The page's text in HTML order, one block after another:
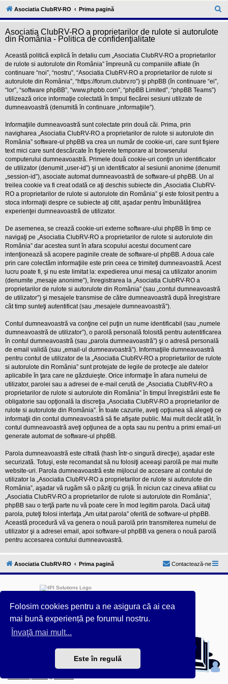
Folosim cookies pentru a ne asigura că ai cea
mai bună experiență pe forumul nostru.
Învaţă mai mult...
Este în regulă
l
u
R
V
-
m
u
n
i
t
a
t
e
p
o
s
e
s
o
r
l
o
r
d
e
r
l
o
t
s
i
a
u
t
o
r
u
o
t
e
d
i
n
R
o
m
a
n
i
a
Asociatia ClubRV-RO Prima pagină
ă
Asociatia ClubRV-RO a proprietarilor de rulote si autorulote
din România - Politica de confidenţialitate
Această politică explică în detaliu cum „Asociatia ClubRV-RO a proprietarilor
de rulote si autorulote din România” împreună cu companiile afliate (în
continuare “noi”, “nostru”, “Asociatia ClubRV-RO a proprietarilor de rulote si
autorulote din România”, “https://forum.clubrv.ro”) şi phpBB (în continuare “ei”,
“lor”, “software phpBB”, “www.phpbb.com”, “phpBB Limited”, “phpBB Teams”)
utilizează orice informaţie colectată în timpul fiecărei sesiuni utilizate de
dumneavoastră (denumită în continuare „informaţiile”).
Informaţiile dumneavoastră sunt colectate prin două căi. Prima, prin
navigharea „Asociatia ClubRV-RO a proprietarilor de rulote si autorulote din
România” software-ul phpBB va crea un număr de cookie-uri, care sunt fişiere
text mici care sunt descărcate în fişierele temporare al browserului
computerului dumneavoastră. Primele două cookie-uri conţin un identificator
de utilizator (denumit „user-id”) şi un identificator al sesiunii anonime (denumit
„session-id”), asociate automat dumneavoastră de software-ul phpBB. Un al
treilea cookie va fi creat odată ce aţi deschis subiecte din „Asociatia ClubRV-
RO a proprietarilor de rulote si autorulote din România” şi este folosit pentru a
stoca informaţii despre ce subiecte aţi citit, aşadar pentru îmbunătăţirea
experienţei dumneavoastră de utilizator.
De asemenea, se crează cookie-uri externe software-ului phpBB în timp ce
navigaţi pe „Asociatia ClubRV-RO a proprietarilor de rulote si autorulote din
România” dar acestea sunt în afara scopului acestui document care
intenţionează să acopere paginile create de software-ul phpBB. A doua cale
prin care colectăm informaţiile este prin ceea ce trimiteţi dumneavoastră. Acest
lucru poate fi, şi nu este limitat la: expedierea unui mesaj ca utilizator anonim
(denumite „mesaje anonime”), înregistrarea la „Asociatia ClubRV-RO a
proprietarilor de rulote si autorulote din România” (sau „contul dumneavoastră
de utilizator”) şi mesajele transmise de către dumneavoastră după înregistrare
cât timp sunteţi autentificat (sau „mesajele dumneavoastră”).
Contul dumneavoastră va conţine cel puţin un nume identificabil (sau „numele
dumneavoastră de utilizator”), o parolă personală folosită pentru autentificarea
în contul dumneavoastră (sau „parola dumneavoastră”) şi o adresă personală
de email validă (sau „email-ul dumneavoastră”). Informaţiile dumneavoastră
pentru contul de utilizator de la „Asociatia ClubRV-RO a proprietarilor de rulote
si autorulote din România” sunt protejate de legile de protecţie ale datelor
aplicabile în ţara care ne găzduieşte. Orice informaţie în afara numelui de
utilizator, parolei sau a adresei de e-mail cerută de „Asociatia ClubRV-RO a
proprietarilor de rulote si autorulote din România” în timpul înregistrării este fie
obligatorie sau opţională la discreţia „Asociatia ClubRV-RO a proprietarilor de
rulote si autorulote din România”. În toate cazurile, aveţi opţiunea să alegeţi ce
informaţii din contul dumneavoastră să fie afişate public. Mai mult decât atât, în
contul dumneavoastră aveţi opţiunea de a opta sau nu pentru a primi email-uri
generate automat de software-ul phpBB.
Parola dumneavoastră este cifrată (hash într-o singură direcţie), aşadar este
securizată. Totuşi, este recomandat să nu folosiţi aceeaşi parolă pe mai multe
website-uri. Parola dumneavoastră este mijlocul de accesare al contului de
utilizator la „Asociatia ClubRV-RO a proprietarilor de rulote si autorulote din
România”, aşadar vă rugăm să o păziţi cu grijă. În niciun caz cineva afiliat cu
„Asociatia ClubRV-RO a proprietarilor de rulote si autorulote din România”,
phpBB sau o terţă parte nu vă poate cere în mod legitim parola. Dacă uitaţi
parola, puteţi folosi interfaţa „Am uitat parola” oferită de software-ul phpBB.
Această procedură vă va genera o nouă parolă prin transmiterea numelui de
utilizator şi a adresei email, apoi software-ul phpBB va genera o nouă parolă
pentru accesarea contului dumneavoastră.
Asociatia ClubRV-RO Prima pagină Contactează-ne
Furnizat de phpBB® Forum Software © phpBB Limited
Style ProsilverSlideEdition created by Talk19Zehn OnGray-
Design.de & Style Updated by